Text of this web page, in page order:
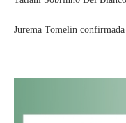
Jurema Tomelin